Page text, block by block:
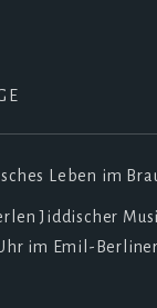
Leben im
Jiddischer
im Emil-